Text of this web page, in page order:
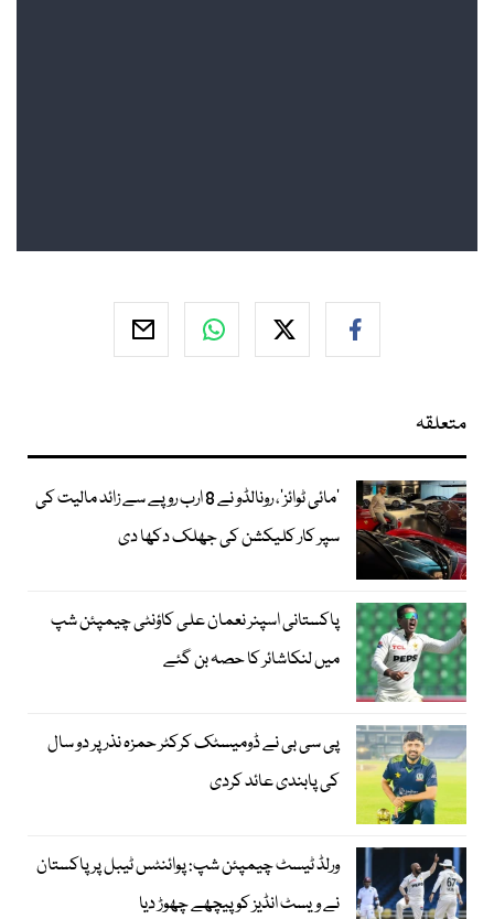
متعلقہ
’مائی ٹوائز‘، رونالڈو نے 8 ارب روپے سے زائد مالیت کی
سپر کار کلیکشن کی جھلک دکھا دی
پاکستانی اسپنر نعمان علی کاؤنٹی چیمپئن شپ
میں لنکاشائر کا حصہ بن گئے
پی سی بی نے ڈومیسٹک کرکٹر حمزہ نذر پر دو سال
کی پابندی عائد کردی
ورلڈ ٹیسٹ چیمپئن شپ: پوائنٹس ٹیبل پر پاکستان
نے ویسٹ انڈیز کو پیچھے چھوڑ دیا